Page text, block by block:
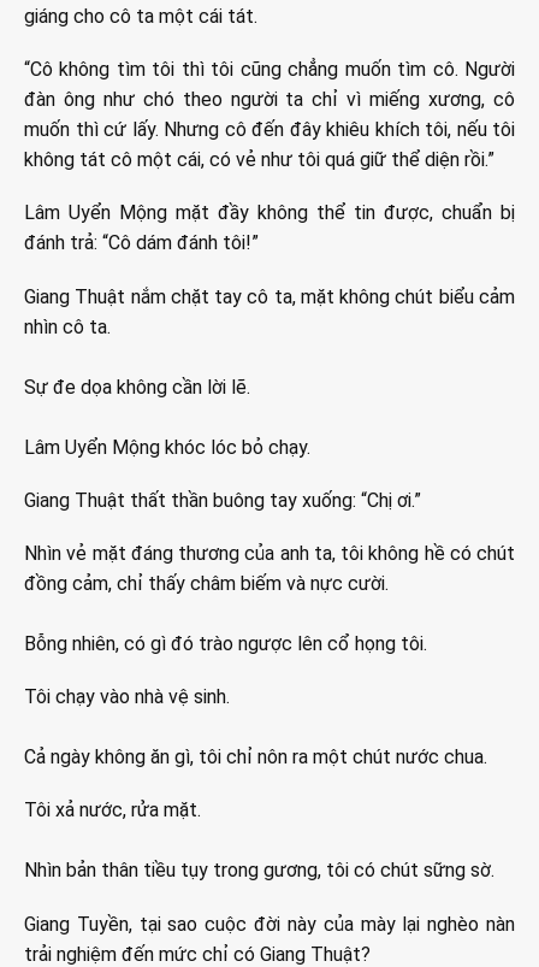
giáng cho cô ta một cái tát.
“Cô không tìm tôi thì tôi cũng chẳng muốn tìm cô. Người
đàn ông như chó theo người ta chỉ vì miếng xương, cô
muốn thì cứ lấy. Nhưng cô đến đây khiêu khích tôi, nếu tôi
không tát cô một cái, có vẻ như tôi quá giữ thể diện rồi.”
Lâm Uyển Mộng mặt đầy không thể tin được, chuẩn bị
đánh trả: “Cô dám đánh tôi!”
Giang Thuật nắm chặt tay cô ta, mặt không chút biểu cảm
nhìn cô ta.
Sự đe dọa không cần lời lẽ.
Lâm Uyển Mộng khóc lóc bỏ chạy.
Giang Thuật thất thần buông tay xuống: “Chị ơi.”
Nhìn vẻ mặt đáng thương của anh ta, tôi không hề có chút
đồng cảm, chỉ thấy châm biếm và nực cười.
Bỗng nhiên, có gì đó trào ngược lên cổ họng tôi.
Tôi chạy vào nhà vệ sinh.
Cả ngày không ăn gì, tôi chỉ nôn ra một chút nước chua.
Tôi xả nước, rửa mặt.
Nhìn bản thân tiều tụy trong gương, tôi có chút sững sờ.
Giang Tuyền, tại sao cuộc đời này của mày lại nghèo nàn
trải nghiệm đến mức chỉ có Giang Thuật?